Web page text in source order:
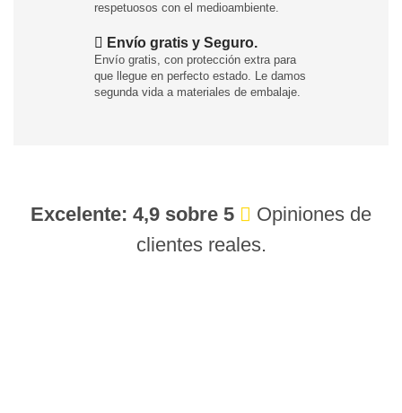
respetuosos con el medioambiente.
Envío gratis y Seguro.
Envío gratis, con protección extra para
que llegue en perfecto estado. Le damos
segunda vida a materiales de embalaje.
Excelente: 4,9 sobre 5
Opiniones de
clientes reales.